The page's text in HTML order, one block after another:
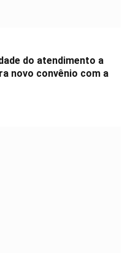
do atendimento a
novo convênio com a